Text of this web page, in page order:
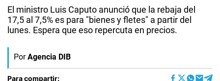
El ministro Luis Caputo anunció que la rebaja del
17,5 al 7,5% es para "bienes y fletes" a partir del
lunes. Espera que eso repercuta en precios.
Por Agencia DIB
Para compartir: